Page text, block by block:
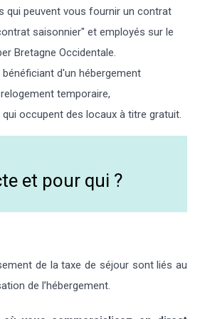
qui peuvent vous fournir un contrat
saisonnier" et employés sur le
Bretagne Occidentale.
d'un hébergement
temporaire,
occupent des locaux à titre gratuit.
et pour qui ?
de la taxe de séjour sont liés au
de l’hébergement.